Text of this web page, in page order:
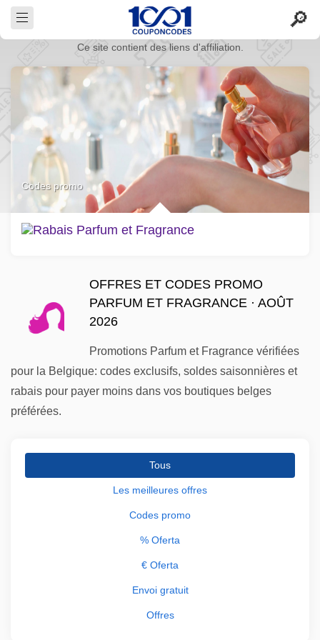
Ce site contient des liens d'affiliation.
Codes promo
OFFRES ET CODES PROMO
PARFUM ET FRAGRANCE · AOÛT
2026
Promotions Parfum et Fragrance vérifiées
pour la Belgique: codes exclusifs, soldes saisonnières et
rabais pour payer moins dans vos boutiques belges
préférées.
Tous
Les meilleures offres
Codes promo
% Oferta
€ Oferta
Envoi gratuit
Offres